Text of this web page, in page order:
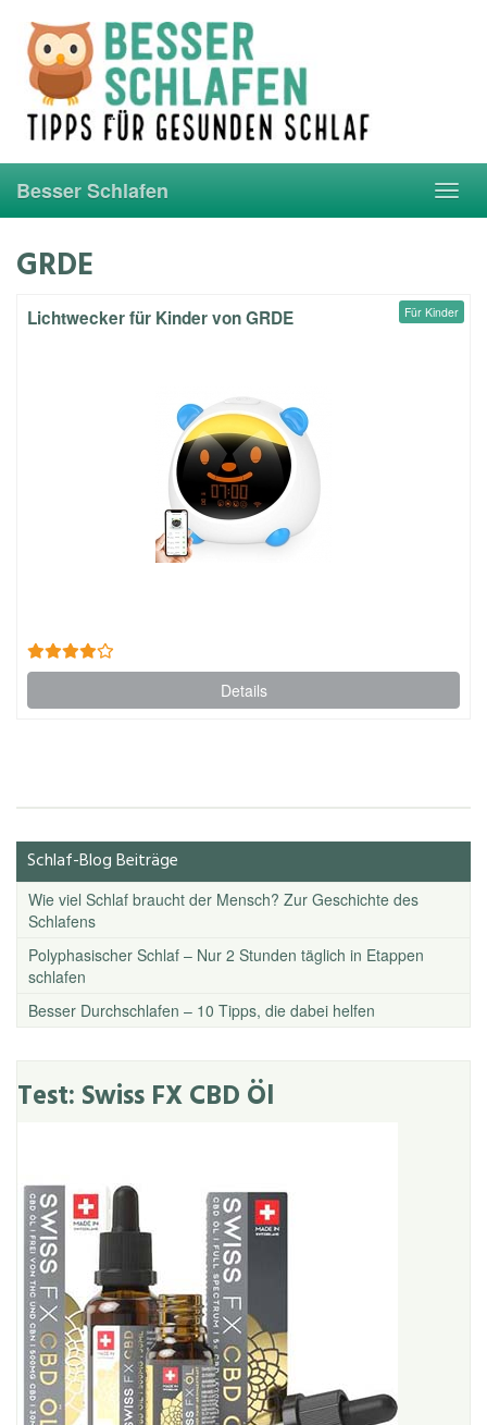
main
content
Besser Schlafen
GRDE
Für Kinder
Lichtwecker für Kinder von GRDE
Details
Schlaf-Blog Beiträge
Wie viel Schlaf braucht der Mensch? Zur Geschichte des
Schlafens
Polyphasischer Schlaf – Nur 2 Stunden täglich in Etappen
schlafen
Besser Durchschlafen – 10 Tipps, die dabei helfen
Test: Swiss FX CBD Öl